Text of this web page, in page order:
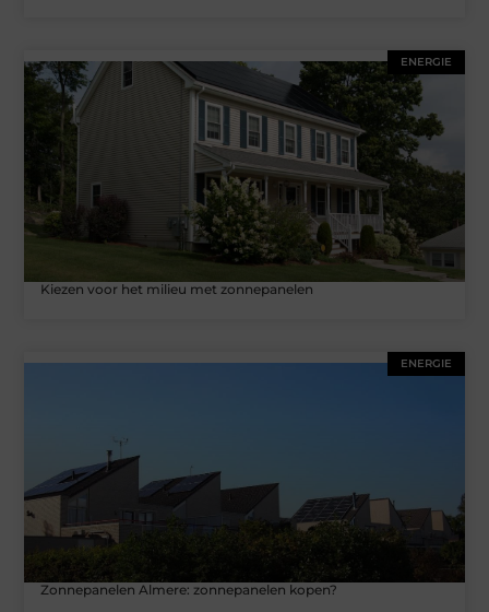
ENERGIE
Kiezen voor het milieu met zonnepanelen
ENERGIE
Zonnepanelen Almere: zonnepanelen kopen?